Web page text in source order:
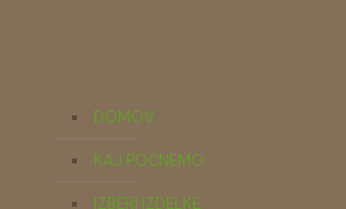
DOMOV
KAJ POČNEMO
IZBERI IZDELKE